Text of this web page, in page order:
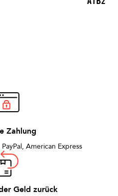
Zahlung
American Express
Geld zurück